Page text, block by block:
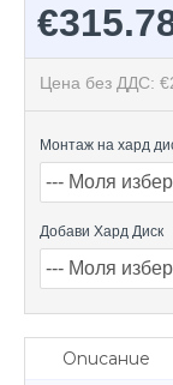
Цена без ДДС:
Монтаж на хард
Добави Хард Диск
Описание